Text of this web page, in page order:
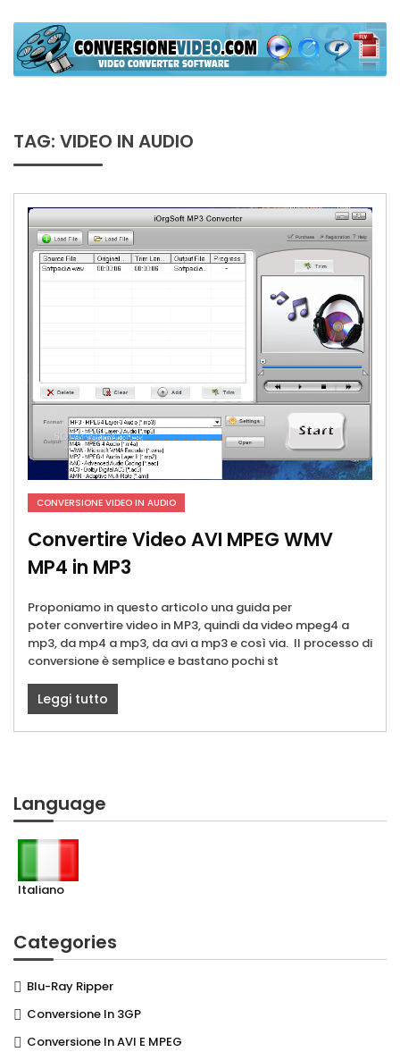
content
TAG: VIDEO IN AUDIO
CONVERSIONE VIDEO IN AUDIO
Convertire Video AVI MPEG WMV
MP4 in MP3
Proponiamo in questo articolo una guida per
poter convertire video in MP3, quindi da video mpeg4 a
mp3, da mp4 a mp3, da avi a mp3 e così via. Il processo di
conversione è semplice e bastano pochi st
Leggi tutto
Language
Italiano
Categories
Blu-Ray Ripper
Conversione In 3GP
Conversione In AVI E MPEG